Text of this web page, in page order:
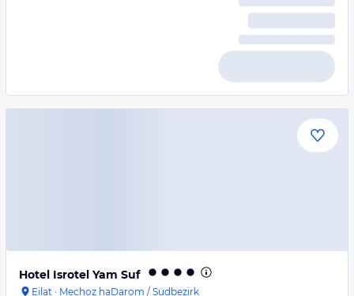
Hotel Isrotel Yam Suf
Eilat · Mechoz haDarom / Südbezirk